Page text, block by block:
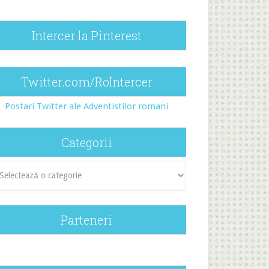
Intercer la Pinterest
Twitter.com/RoIntercer
Postari Twitter ale Adventistilor romani
Categorii
Parteneri